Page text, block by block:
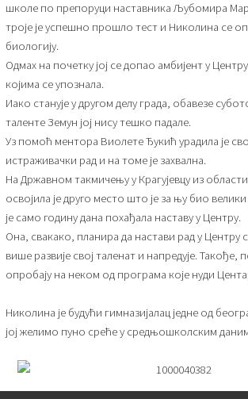
школе по препоруци наставника Љубомира
троје је успешно прошло тест и Николина се
биологију.
Одмах на почетку јој се допао амбијент у
којима се упознала.
Иако станује у другом делу града, обавезе
таленте Земун јој нису тешко падале.
Уз помоћ ментора Виолете Ђукић урадила је
истраживачки рад и на томе је захвална.
На Државном такмичењу у Крагујевцу из
освојила је друго место што је за њу био
је само годину дана похађала наставу у Центру.
Она, свакако, планира да настави рад у Центру
више развије свој таленат и напредује. Такође,
опробају на неком од програма које нуди
Николина је будући гимназијалац једне од
јој желимо пуно среће у средњошколским